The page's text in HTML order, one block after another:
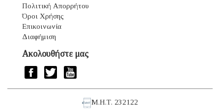
Πολιτική Απορρήτου
Όροι Χρήσης
Επικοινωνία
Διαφήμιση
Ακολουθήστε μας
Μ.Η.Τ. 232122